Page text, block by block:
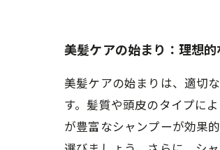
美髪ケアの始まり：理想
美髪ケアの始まりは、適切
す。髪質や頭皮のタイプに
が豊富なシャンプーが効果